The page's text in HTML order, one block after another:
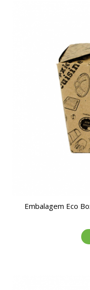
Embalagem Eco